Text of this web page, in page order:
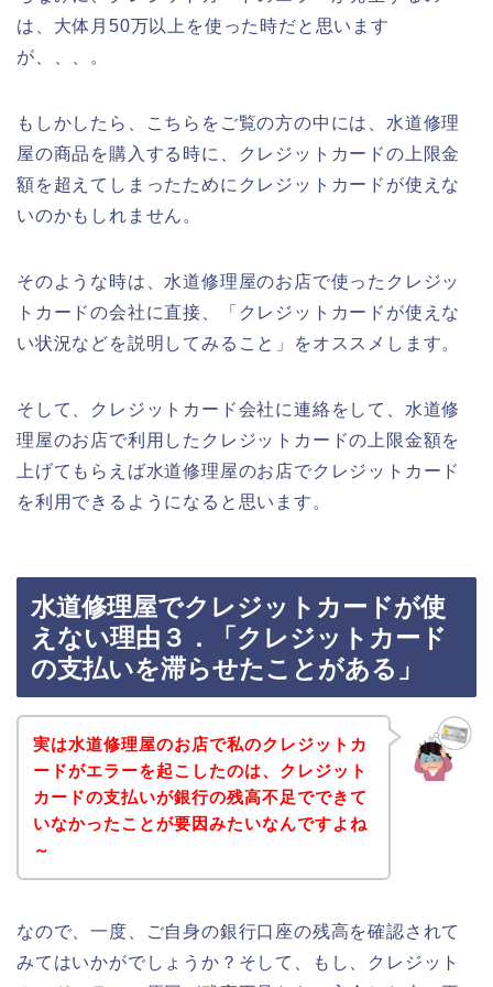
は、大体月50万以上を使った時だと思います
が、、、。
もしかしたら、こちらをご覧の方の中には、水道修理
屋の商品を購入する時に、クレジットカードの上限金
額を超えてしまったためにクレジットカードが使えな
いのかもしれません。
そのような時は、水道修理屋のお店で使ったクレジッ
トカードの会社に直接、「クレジットカードが使えな
い状況などを説明してみること」をオススメします。
そして、クレジットカード会社に連絡をして、水道修
理屋のお店で利用したクレジットカードの上限金額を
上げてもらえば水道修理屋のお店でクレジットカード
を利用できるようになると思います。
水道修理屋でクレジットカードが使
えない理由３．「クレジットカード
の支払いを滞らせたことがある」
実は水道修理屋のお店で私のクレジットカ
ードがエラーを起こしたのは、クレジット
カードの支払いが銀行の残高不足でできて
いなかったことが要因みたいなんですよね
～
なので、一度、ご自身の銀行口座の残高を確認されて
みてはいかがでしょうか？そして、もし、クレジット